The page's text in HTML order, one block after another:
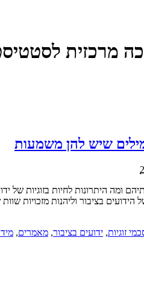
מרכזית
שיש להן משמעות
ומה היתרונות לחיות בזוגיות
בציבור וליהנות מזכויות שוות
זוגיות, ידועים בציבור, מאמרים,